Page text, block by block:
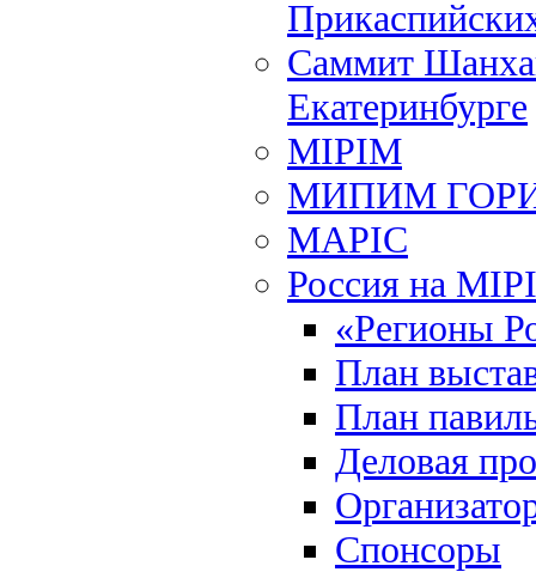
Саммит
Екатеринбурге
MIPIM
МИПИМ
MAPIC
Россия на
«Регионы
План
План
Деловая
Спонсоры